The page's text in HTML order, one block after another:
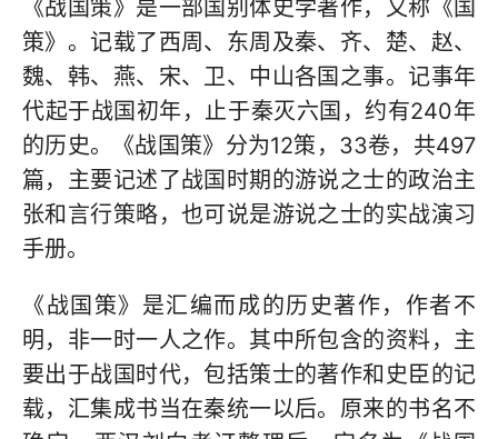
《战国策》是一部国别体史学著作，又称《国
策》。记载了西周、东周及秦、齐、楚、赵、
魏、韩、燕、宋、卫、中山各国之事。记事年
代起于战国初年，止于秦灭六国，约有240年
的历史。《战国策》分为12策，33卷，共497
篇，主要记述了战国时期的游说之士的政治主
张和言行策略，也可说是游说之士的实战演习
手册。
《战国策》是汇编而成的历史著作，作者不
明，非一时一人之作。其中所包含的资料，主
要出于战国时代，包括策士的著作和史臣的记
载，汇集成书当在秦统一以后。原来的书名不